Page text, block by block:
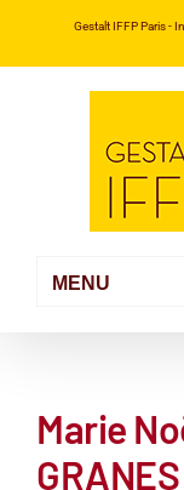
Gestalt IFFP Paris-
Marie
GRANES